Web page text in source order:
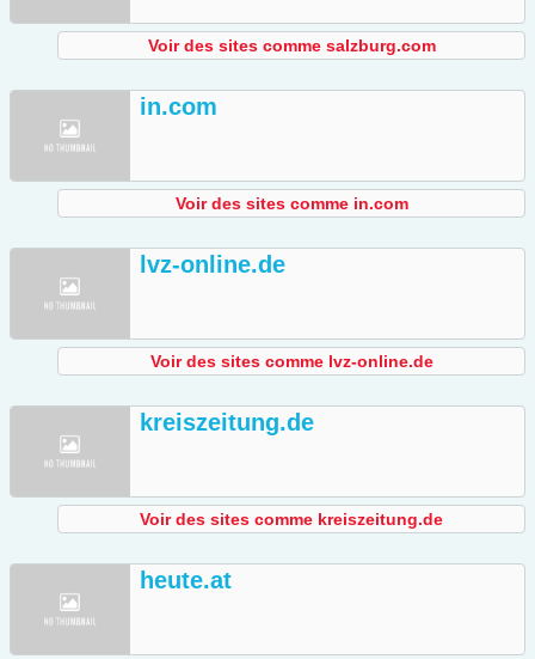
Voir des sites comme salzburg.com
in.com
Voir des sites comme in.com
lvz-online.de
Voir des sites comme lvz-online.de
kreiszeitung.de
Voir des sites comme kreiszeitung.de
heute.at